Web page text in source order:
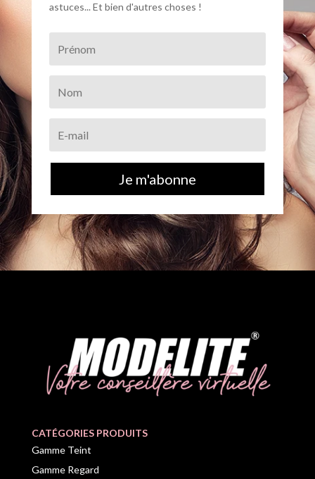
astuces... Et bien d'autres choses !
Je m'abonne
CATÉGORIES PRODUITS
Gamme Teint
Gamme Regard